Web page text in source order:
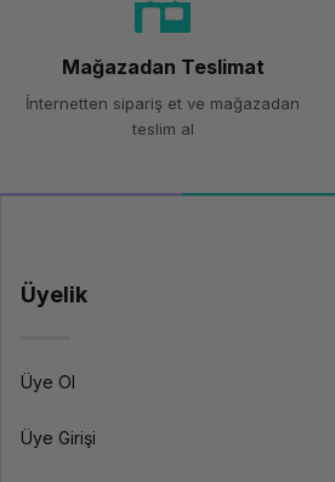
Mağazadan Teslimat
İnternetten sipariş et ve mağazadan
teslim al
Üyelik
Üye Ol
Üye Girişi